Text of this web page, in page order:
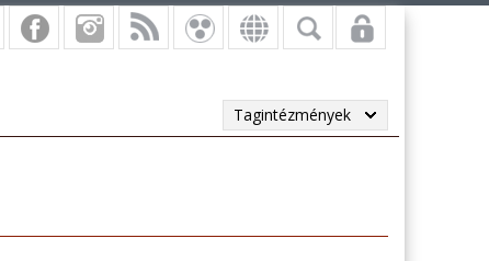
Tagintézmények